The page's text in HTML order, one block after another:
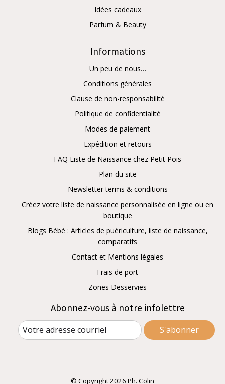
Idées cadeaux
Parfum & Beauty
Informations
Un peu de nous…
Conditions générales
Clause de non-responsabilité
Politique de confidentialité
Modes de paiement
Expédition et retours
FAQ Liste de Naissance chez Petit Pois
Plan du site
Newsletter terms & conditions
Créez votre liste de naissance personnalisée en ligne ou en
boutique
Blogs Bébé : Articles de puériculture, liste de naissance,
comparatifs
Contact et Mentions légales
Frais de port
Zones Desservies
Abonnez-vous à notre infolettre
S'abonner
© Copyright 2026 Ph. Colin